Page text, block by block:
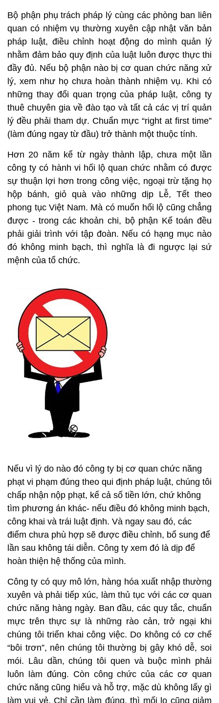
Bộ phận phụ trách pháp lý cùng các phòng ban liên
quan có nhiệm vụ thường xuyên cập nhật văn bản
pháp luật, điều chỉnh hoạt động do mình quản lý
nhằm đảm bảo quy định của luật luôn được thực thi
đầy đủ. Nếu bộ phận nào bị cơ quan chức năng xử
lý, xem như họ chưa hoàn thành nhiệm vụ. Khi có
những thay đổi quan trọng của pháp luật, công ty
thuê chuyên gia về đào tạo và tất cả các vị trí quản
lý đều phải tham dự. Chuẩn mực “right at first time”
(làm đúng ngay từ đầu) trở thành một thuộc tính.
Hơn 20 năm kể từ ngày thành lập, chưa một lần
công ty có hành vi hối lộ quan chức nhằm có được
sự thuận lợi hơn trong công việc, ngoại trừ tặng họ
hộp bánh, giỏ quà vào những dịp Lễ, Tết theo
phong tục Việt Nam. Mà có muốn hối lộ cũng chẳng
được - trong các khoản chi, bộ phận Kế toán đều
phải giải trình với tập đoàn. Nếu có hạng mục nào
đó không minh bạch, thì nghĩa là đi ngược lại sứ
mệnh của tổ chức.
Nếu vì lý do nào đó công ty bị cơ quan chức năng
phạt vi phạm đúng theo qui định pháp luật, chúng tôi
chấp nhận nộp phạt, kể cả số tiền lớn, chứ không
tìm phương án khác- nếu điều đó không minh bạch,
công khai và trái luật định. Và ngay sau đó, các
điểm chưa phù hợp sẽ được điều chỉnh, bổ sung để
lần sau không tái diễn. Công ty xem đó là dịp để
hoàn thiện hệ thống của mình.
Công ty có quy mô lớn, hàng hóa xuất nhập thường
xuyên và phải tiếp xúc, làm thủ tục với các cơ quan
chức năng hàng ngày. Ban đầu, các quy tắc, chuẩn
mực trên thực sự là những rào cản, trở ngại khi
chúng tôi triển khai công việc. Do không có cơ chế
“bôi trơn”, nên chúng tôi thường bị gây khó dễ, soi
mói. Lâu dần, chúng tôi quen và buộc mình phải
luôn làm đúng. Còn công chức của các cơ quan
chức năng cũng hiểu và hỗ trợ, mặc dù không lấy gì
làm vui vẻ. Chỉ cần làm đúng, thì mối lo cũng giảm